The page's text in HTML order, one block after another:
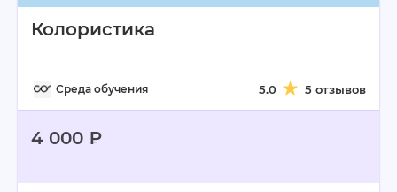
Колористика
Среда обучения 5.0 5 отзывов
4 000 ₽